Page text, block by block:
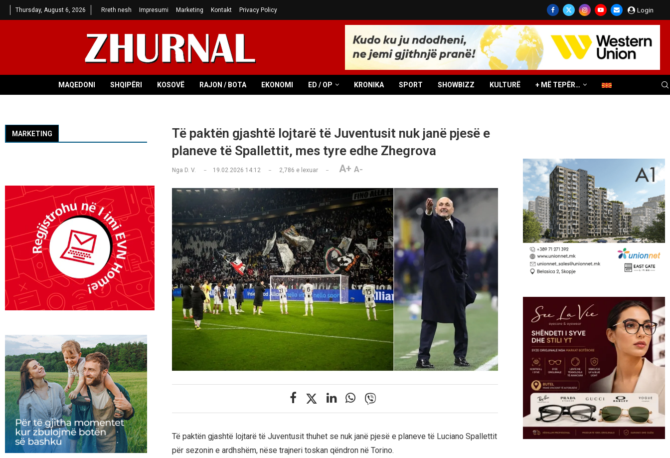
Thursday, August 6, 2026 Rreth nesh Impresumi Marketing Kontakt Privacy Policy Login
MAQEDONI SHQIPËRI KOSOVË RAJON / BOTA EKONOMI ED / OP KRONIKA SPORT SHOWBIZZ KULTURË + MË TEPËR…
Të paktën gjashtë lojtarë të Juventusit nuk janë pjesë e
planeve të Spallettit, mes tyre edhe Zhegrova
Nga D. V. 19.02.2026 14:12 2,786 e lexuar A+ A-
Të paktën gjashtë lojtarë të Juventusit thuhet se nuk janë pjesë e planeve të Luciano Spallettit
për sezonin e ardhshëm, nëse trajneri toskan qëndron në Torino.
MARKETING